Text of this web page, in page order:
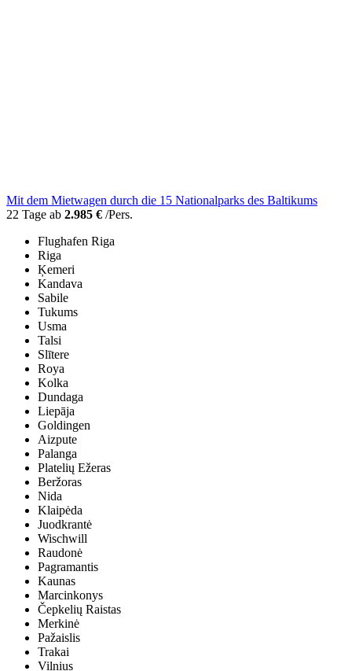
Mit dem Mietwagen durch die 15 Nationalparks des Baltikums
22 Tage ab 2.985 € /Pers.
Flughafen Riga
Riga
Ķemeri
Kandava
Sabile
Tukums
Usma
Talsi
Slītere
Roya
Kolka
Dundaga
Liepāja
Goldingen
Aizpute
Palanga
Platelių Ežeras
Beržoras
Nida
Klaipėda
Juodkrantė
Wischwill
Raudonė
Pagramantis
Kaunas
Marcinkonys
Čepkelių Raistas
Merkinė
Pažaislis
Trakai
Vilnius